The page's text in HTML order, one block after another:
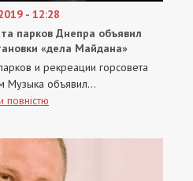
- 12:28
парков Днепра объявил
«дела Майдана»
и рекреации горсовета
Музыка объявил...
повністю